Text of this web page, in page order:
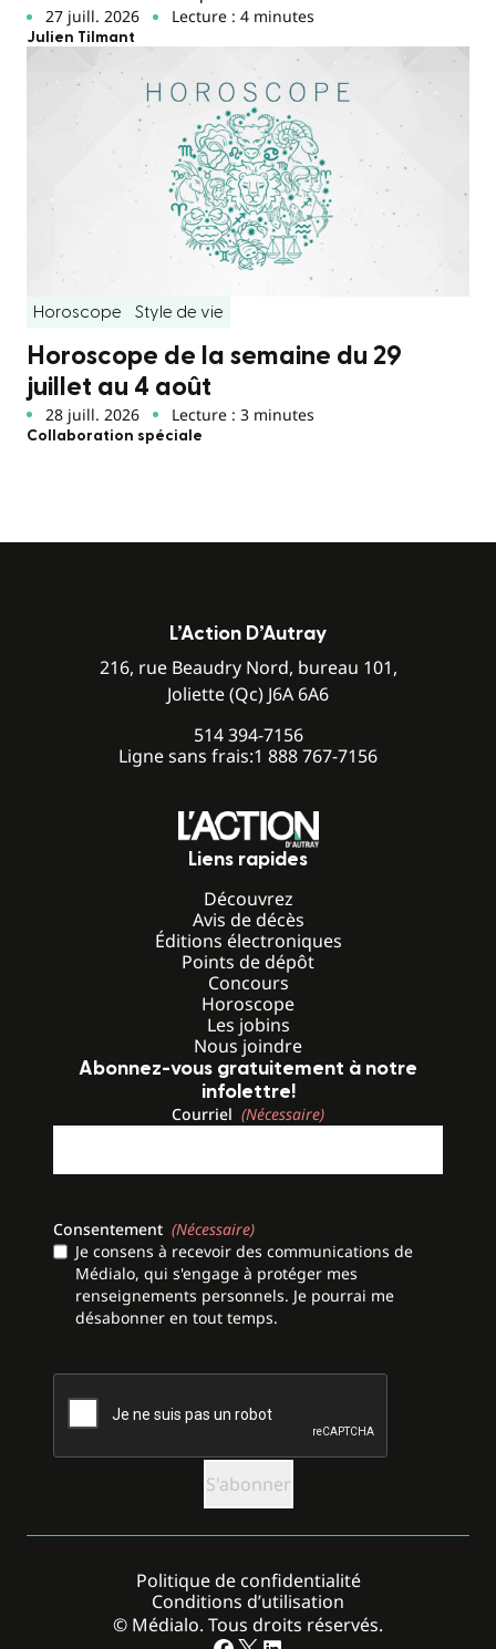
27 juill. 2026 Lecture : 4 minutes
Julien Tilmant
Horoscope Style de vie
Horoscope de la semaine du 29
juillet au 4 août
28 juill. 2026 Lecture : 3 minutes
Collaboration spéciale
L’Action D’Autray
216, rue Beaudry Nord, bureau 101,
Joliette (Qc) J6A 6A6
514 394-7156
Ligne sans frais:1 888 767-7156
Liens rapides
Découvrez
Avis de décès
Éditions électroniques
Points de dépôt
Concours
Horoscope
Les jobins
Nous joindre
Abonnez-vous gratuitement à notre
infolettre!
Courriel (Nécessaire)
Consentement (Nécessaire)
Je consens à recevoir des communications de
Médialo, qui s'engage à protéger mes
renseignements personnels. Je pourrai me
désabonner en tout temps.
© Médialo. Tous droits réservés.
Politique de confidentialité
Conditions d’utilisation